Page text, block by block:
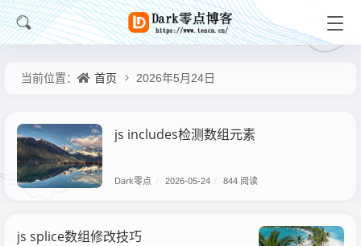
当前位置： 首页 2026年5月24日
js includes检测数组元素
Dark零点 / 2026-05-24 844 阅读
js splice数组修改技巧